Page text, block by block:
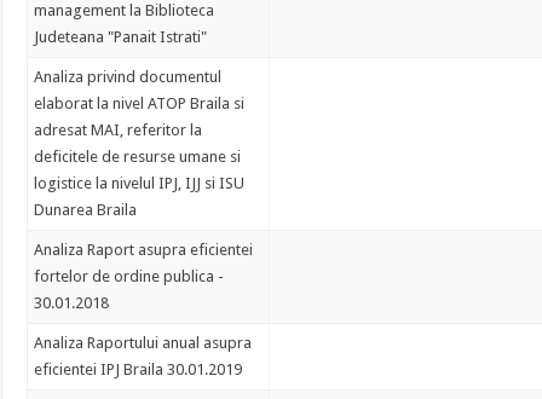
management la Biblioteca
Judeteana "Panait Istrati"
Analiza privind documentul
elaborat la nivel ATOP Braila si
adresat MAI, referitor la
deficitele de resurse umane si
logistice la nivelul IPJ, IJJ si ISU
Dunarea Braila
Analiza Raport asupra eficientei
fortelor de ordine publica -
30.01.2018
Analiza Raportului anual asupra
eficientei IPJ Braila 30.01.2019